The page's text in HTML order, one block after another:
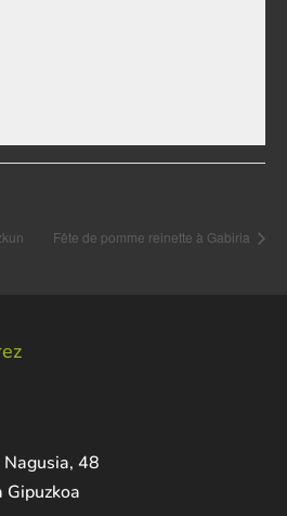
Fête de pomme reinette à Gabiria
Nagusia, 48